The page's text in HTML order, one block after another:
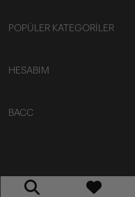
POPÜLER KATEGORİLER
HESABIM
BACC